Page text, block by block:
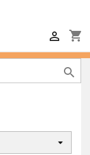
shopping_cart

